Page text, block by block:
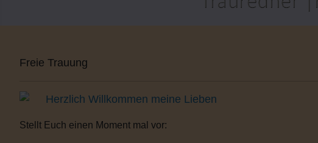
Freie Trauung
Herzlich Willkommen meine Lieben
Stellt Euch einen Moment mal vor: